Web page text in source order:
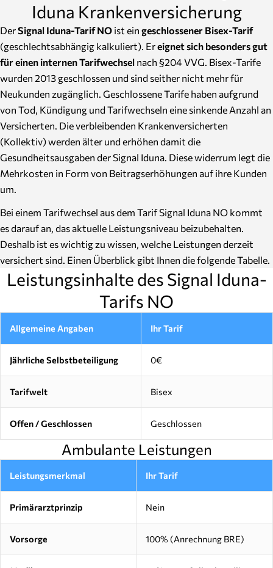
Iduna Krankenversicherung
DerSignal Iduna-Tarif NO ist ein geschlossener Bisex-Tarif
(geschlechtsabhängig kalkuliert). Ereignet sich besonders gut
für einen internen Tarifwechsel nach §204 VVG. Bisex-Tarife
wurden 2013 geschlossen und sind seither nicht mehr für
Neukunden zugänglich. Geschlossene Tarife haben aufgrund
von Tod, Kündigung und Tarifwechseln eine sinkende Anzahl an
Versicherten. Die verbleibenden Krankenversicherten
(Kollektiv) werden älter und erhöhen damit die
Gesundheitsausgaben der Signal Iduna. Diese widerrum legt die
Mehrkosten in Form von Beitragserhöhungen auf ihre Kunden
um.
Bei einem Tarifwechsel aus dem Tarif Signal Iduna NO kommt
es darauf an, das aktuelle Leistungsniveau beizubehalten.
Deshalb ist es wichtig zu wissen, welche Leistungen derzeit
versichert sind. Einen Überblick gibt Ihnen die folgende Tabelle.
Leistungsinhalte des Signal Iduna-
Tarifs NO
Allgemeine Angaben Ihr Tarif
Jährliche Selbstbeteiligung 0€
Tarifwelt Bisex
Offen / Geschlossen Geschlossen
Ambulante Leistungen
Leistungsmerkmal Ihr Tarif
Primärarztprinzip Nein
Vorsorge 100% (Anrechnung BRE)